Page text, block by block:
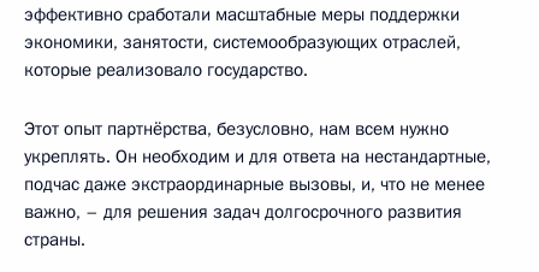
эффективно сработали масштабные меры поддержки
экономики, занятости, системообразующих отраслей,
которые реализовало государство.
Этот опыт партнёрства, безусловно, нам всем нужно
укреплять. Он необходим и для ответа на нестандартные,
подчас даже экстраординарные вызовы, и, что не менее
важно, – для решения задач долгосрочного развития
страны.